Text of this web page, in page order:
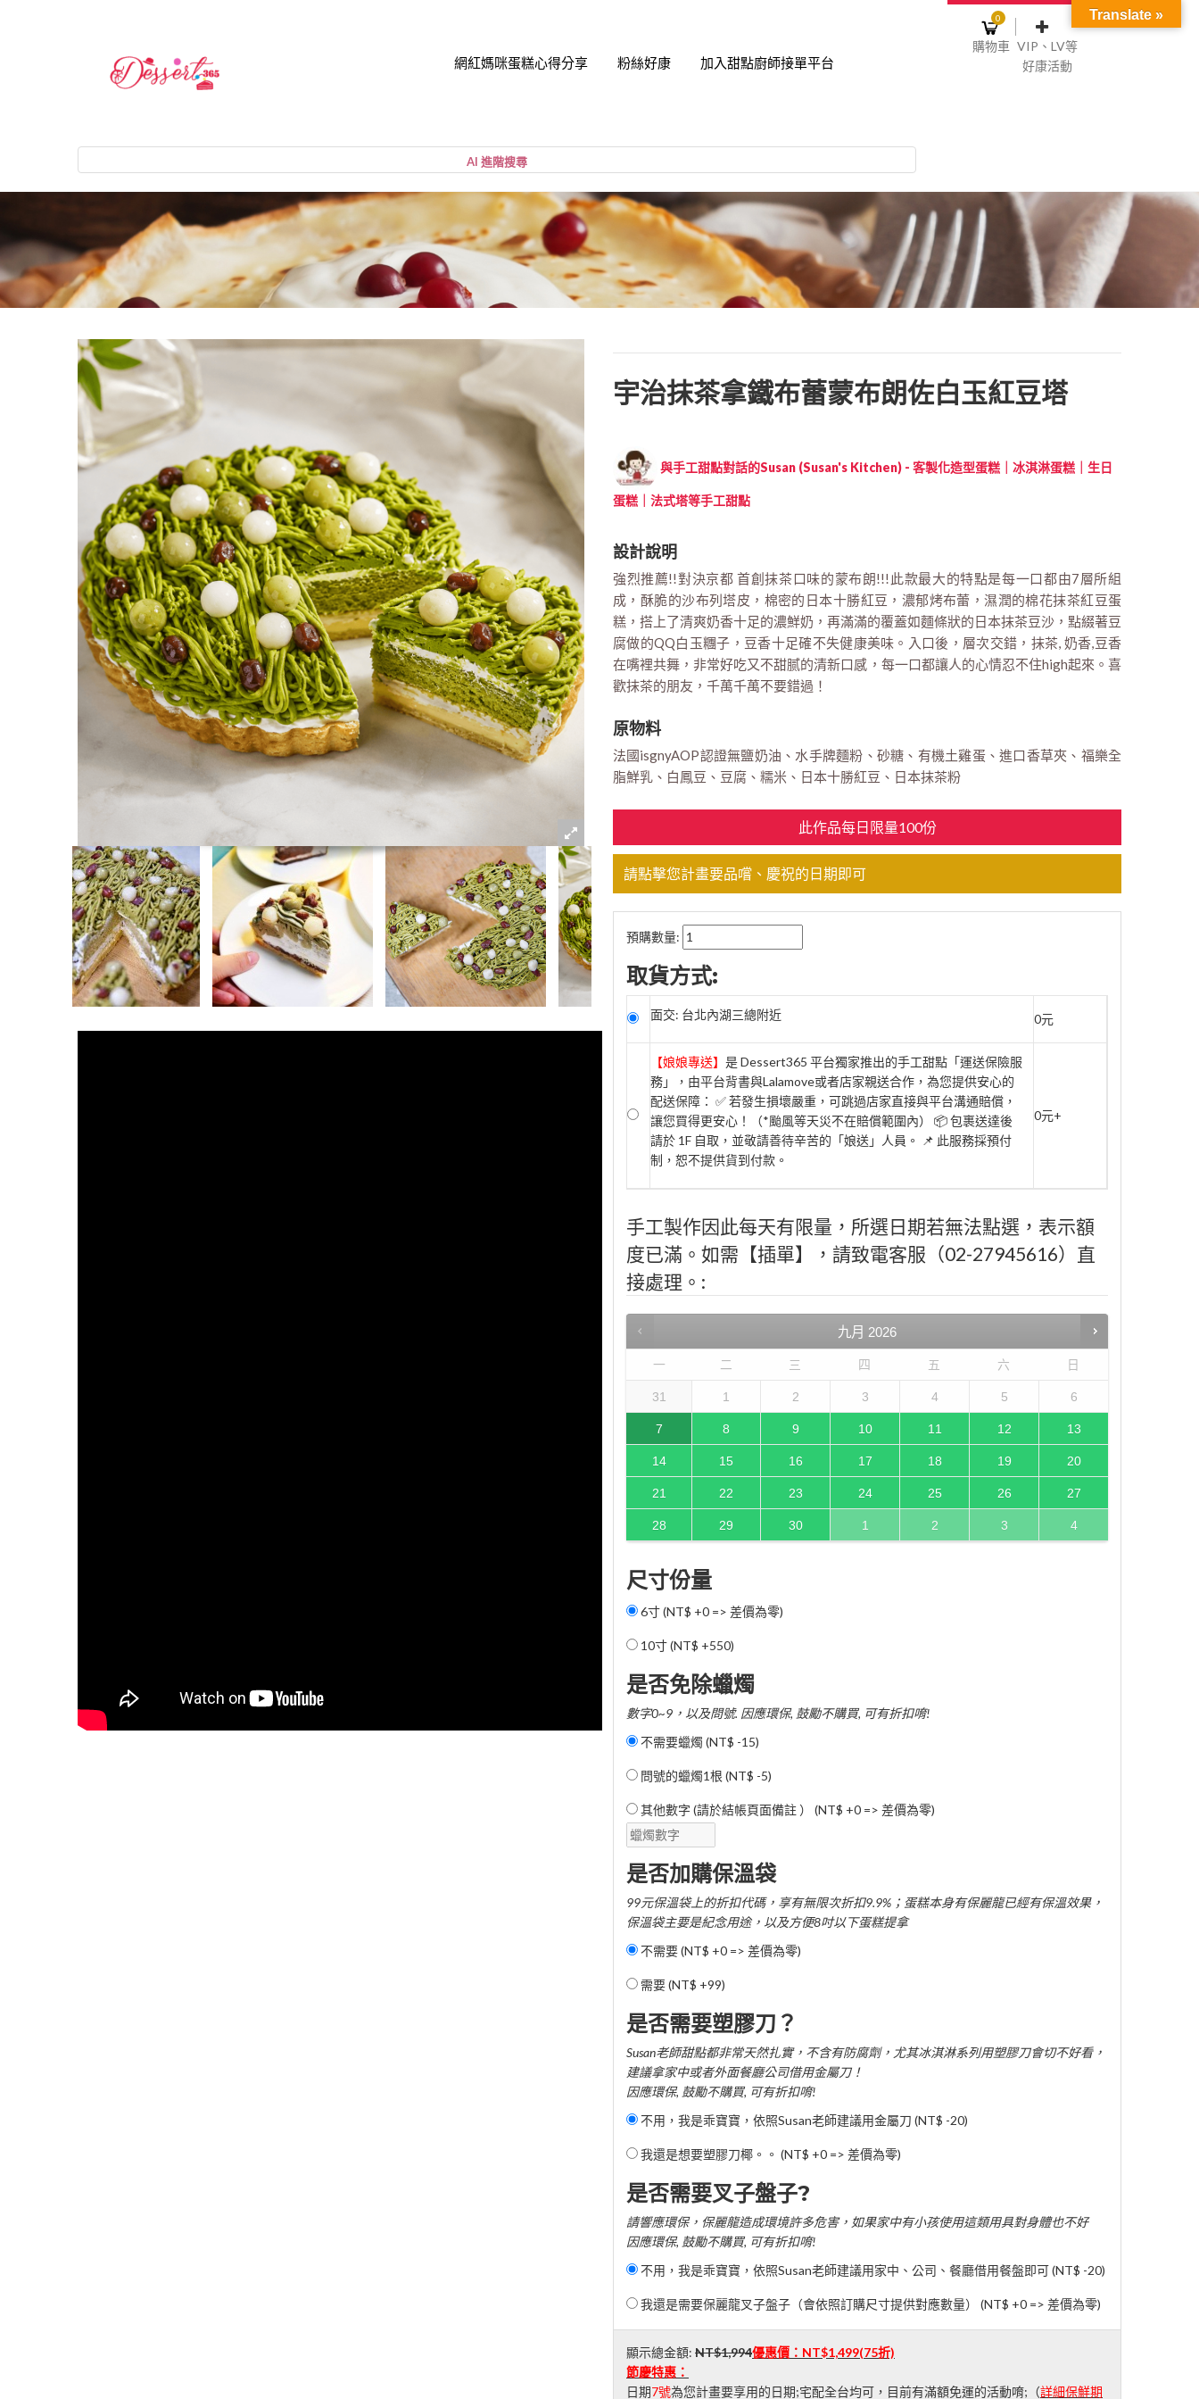
網紅媽咪蛋糕心得分享 粉絲好康 加入甜點廚師接單平台
0
購物車 VIP、LV等
好康活動
小計:NT$0
密碼
記住我
宇治抹茶拿鐵布蕾蒙布朗佐白玉紅豆塔
與手工甜點對話的Susan (Susan's Kitchen) - 客製化造型蛋糕｜冰淇淋蛋糕｜生日
蛋糕｜法式塔等手工甜點
設計說明
強烈推薦!!對決京都 首創抹茶口味的蒙布朗!!!此款最大的特點是每一口都由7層所組
成，酥脆的沙布列塔皮，棉密的日本十勝紅豆，濃郁烤布蕾，濕潤的棉花抹茶紅豆蛋
糕，搭上了清爽奶香十足的濃鮮奶，再滿滿的覆蓋如麵條狀的日本抹茶豆沙，點綴著豆
腐做的QQ白玉糰子，豆香十足確不失健康美味。入口後，層次交錯，抹茶, 奶香,豆香
在嘴裡共舞，非常好吃又不甜腻的清新口感，每一口都讓人的心情忍不住high起來。喜
歡抹茶的朋友，千萬千萬不要錯過！
原物料
法國isgnyAOP認證無鹽奶油、水手牌麵粉、砂糖、有機土雞蛋、進口香草夾、福樂全
脂鮮乳、白鳳豆、豆腐、糯米、日本十勝紅豆、日本抹茶粉
此作品每日限量100份
請點擊您計畫要品嚐、慶祝的日期即可
預購數量:
取貨方式:
面交: 台北內湖三總附近 0元
【娘娘專送】 是 Dessert365 平台獨家推出的手工甜點「運送保險服
務」，由平台背書與Lalamove或者店家親送合作，為您提供安心的
配送保障： ✅ 若發生損壞嚴重，可跳過店家直接與平台溝通賠償，
讓您買得更安心！（*颱風等天災不在賠償範圍內） 📦 包裹送達後
請於 1F 自取，並敬請善待辛苦的「娘送」人員。 📌 此服務採預付
制，恕不提供貨到付款。
0元+
手工製作因此每天有限量，所選日期若無法點選，表示額
度已滿。如需【插單】，請致電客服（02-27945616）直
接處理。:
九月 2026
一 二 三 四 五 六 日
31 1 2 3 4 5 6
7 8 9 10 11 12 13
14 15 16 17 18 19 20
21 22 23 24 25 26 27
28 29 30 1 2 3 4
尺寸份量
6寸 (NT$ +0 => 差價為零)
10寸 (NT$ +550)
是否免除蠟燭
數字0~9，以及問號. 因應環保, 鼓勵不購買, 可有折扣唷!
不需要蠟燭 (NT$ -15)
問號的蠟燭1根 (NT$ -5)
其他數字 (請於結帳頁面備註 ） (NT$ +0 => 差價為零)
是否加購保溫袋
99元保溫袋上的折扣代碼，享有無限次折扣9.9%；蛋糕本身有保麗龍已經有保溫效果，
保溫袋主要是紀念用途，以及方便8吋以下蛋糕提拿
不需要 (NT$ +0 => 差價為零)
需要 (NT$ +99)
是否需要塑膠刀？
Susan老師甜點都非常天然扎實，不含有防腐劑，尤其冰淇淋系列用塑膠刀會切不好看，
建議拿家中或者外面餐廳公司借用金屬刀！
因應環保, 鼓勵不購買, 可有折扣唷!
不用，我是乖寶寶，依照Susan老師建議用金屬刀 (NT$ -20)
我還是想要塑膠刀椰。。 (NT$ +0 => 差價為零)
是否需要叉子盤子?
請響應環保，保麗龍造成環境許多危害，如果家中有小孩使用這類用具對身體也不好
因應環保, 鼓勵不購買, 可有折扣唷!
不用，我是乖寶寶，依照Susan老師建議用家中、公司、餐廳借用餐盤即可 (NT$ -20)
我還是需要保麗龍叉子盤子（會依照訂購尺寸提供對應數量） (NT$ +0 => 差價為零)
顯示總金額: NT$1,994優惠價： NT$1,499(75折)
節慶特惠：
日期7號為您計畫要享用的日期;宅配全台均可，目前有滿額免運的活動唷;（詳細保鮮期
Translate »